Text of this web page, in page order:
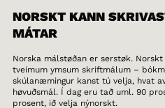
NORSKT KANN
MÁTAR
Norska málstøðan er serstøk.
tveimum ymsum skriftmálum –
skúlanæmingur kanst tú velja, hvat
høvuðsmál. Í dag eru tað uml. 90
prosent, ið velja nýnorskt.